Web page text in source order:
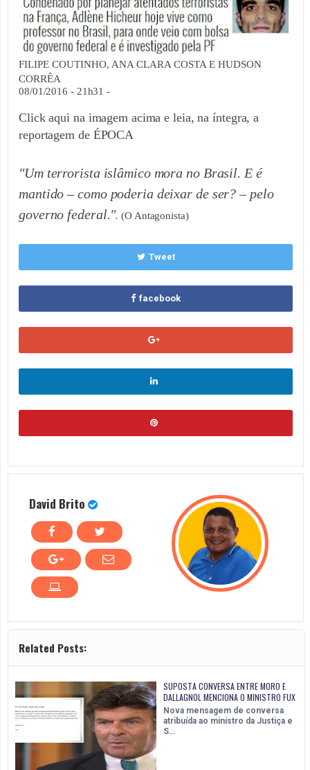
FILIPE COUTINHO, ANA CLARA COSTA E HUDSON
CORRÊA
08/01/2016 - 21h31 -
Click aqui na imagem acima e leia, na íntegra, a
reportagem de ÉPOCA
"Um terrorista islâmico mora no Brasil. E é
mantido – como poderia deixar de ser? – pelo
governo federal.".(O Antagonista)
Tweet
facebook
David Brito
Related Posts:
SUPOSTA CONVERSA ENTRE MORO E
DALLAGNOL MENCIONA O MINISTRO FUX
Nova mensagem de conversa
atribuída ao ministro da Justiça e
S…